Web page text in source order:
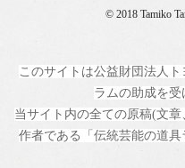
© 2018 Tamiko
このサイトは公益財団法人
ラムの助成を受
当サイト内の全ての原稿(文
作者である「伝統芸能の道